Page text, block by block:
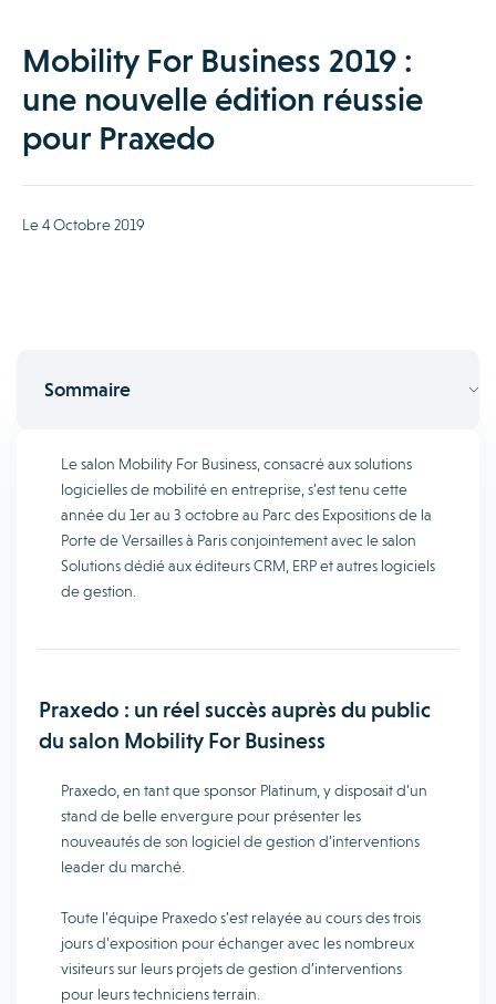
Mobility For Business 2019 :
une nouvelle édition réussie
pour Praxedo
Le 4 Octobre 2019
Sommaire
Le salon Mobility For Business, consacré aux solutions
logicielles de mobilité en entreprise, s’est tenu cette
année du 1er au 3 octobre au Parc des Expositions de la
Porte de Versailles à Paris conjointement avec le salon
Solutions dédié aux éditeurs CRM, ERP et autres logiciels
de gestion.
Praxedo : un réel succès auprès du public
du salon Mobility For Business
Praxedo, en tant que sponsor Platinum, y disposait d’un
stand de belle envergure pour présenter les
nouveautés de son logiciel de gestion d’interventions
leader du marché.
Toute l’équipe Praxedo s’est relayée au cours des trois
jours d’exposition pour échanger avec les nombreux
visiteurs sur leurs projets de gestion d’interventions
pour leurs techniciens terrain.